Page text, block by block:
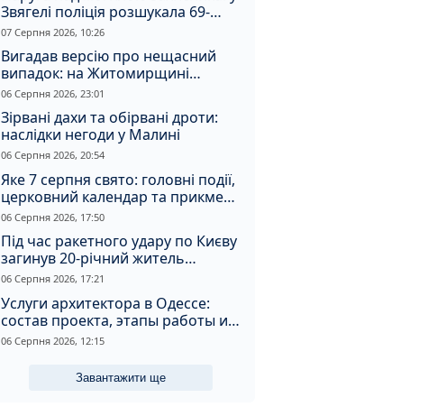
Звягелі поліція розшукала 69-
річного зловмисника
07 Серпня 2026, 10:26
Вигадав версію про нещасний
випадок: на Житомирщині
судитимуть чоловіка за вбивство
співмешканки
06 Серпня 2026, 23:01
Зірвані дахи та обірвані дроти:
наслідки негоди у Малині
06 Серпня 2026, 20:54
Яке 7 серпня свято: головні події,
церковний календар та прикмети
дня
06 Серпня 2026, 17:50
Під час ракетного удару по Києву
загинув 20-річний житель
Житомирщини
06 Серпня 2026, 17:21
Услуги архитектора в Одессе:
состав проекта, этапы работы и
стоимость
06 Серпня 2026, 12:15
Завантажити ще